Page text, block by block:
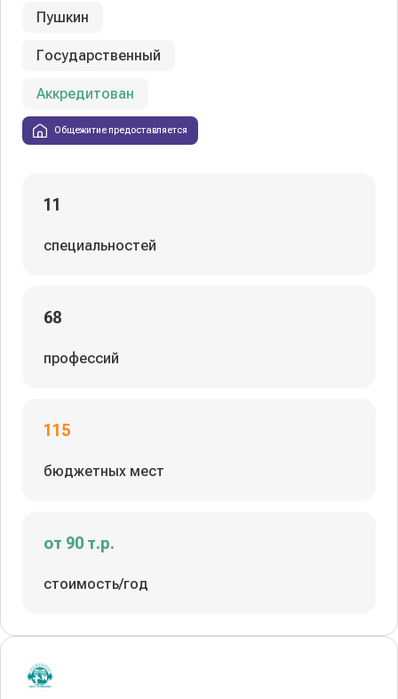
Пушкин
Государственный
Аккредитован
Общежитие предоставляется
11
специальностей
68
профессий
115
бюджетных мест
от 90 т.р.
стоимость/год